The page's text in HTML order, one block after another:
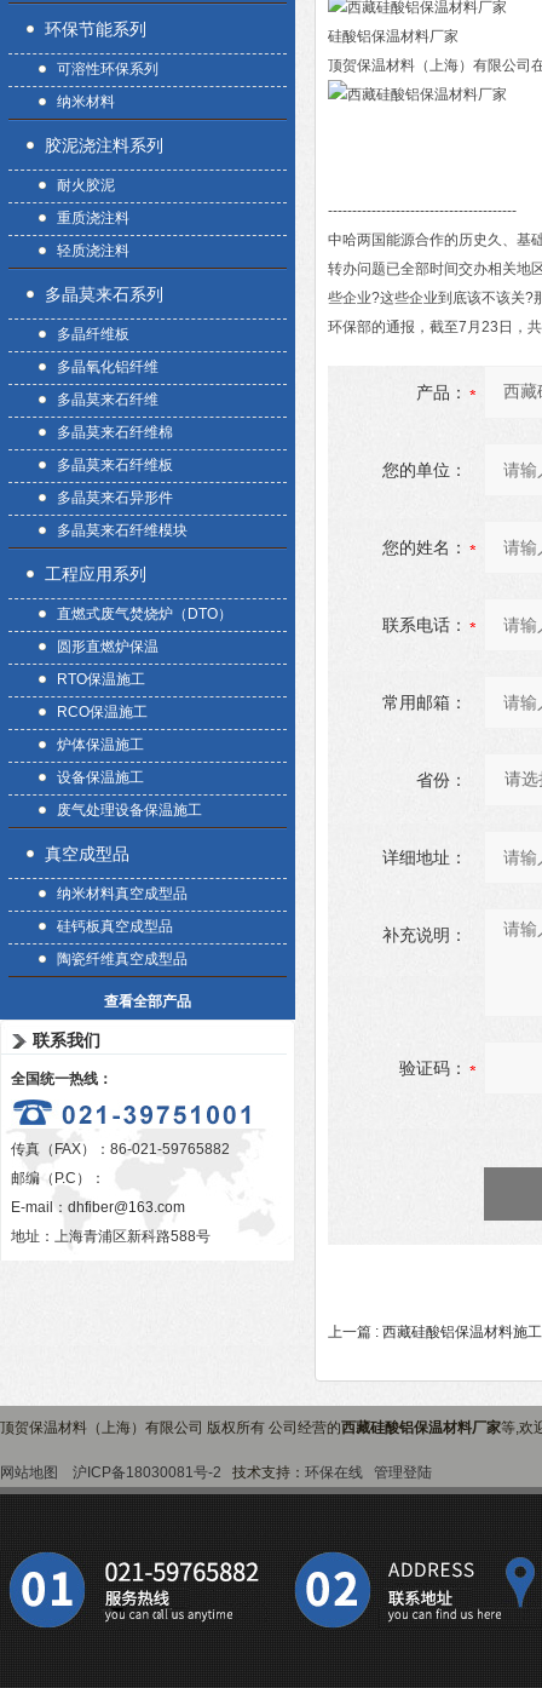
环保节能系列
可溶性环保系列
纳米材料
胶泥浇注料系列
耐火胶泥
重质浇注料
轻质浇注料
多晶莫来石系列
多晶纤维板
多晶氧化铝纤维
多晶莫来石纤维
多晶莫来石纤维棉
多晶莫来石纤维板
多晶莫来石异形件
多晶莫来石纤维模块
工程应用系列
直燃式废气焚烧炉（DTO）
圆形直燃炉保温
RTO保温施工
RCO保温施工
炉体保温施工
设备保温施工
废气处理设备保温施工
真空成型品
纳米材料真空成型品
硅钙板真空成型品
陶瓷纤维真空成型品
查看全部产品
联系我们
全国统一热线：
传真（FAX）：86-021-59765882
邮编（P.C）：
E-mail： dhfiber@163.com
地址：上海青浦区新科路588号
硅酸铝保温材料厂家
顶贺保温材料（上海）有限公司
---------------------------------------
中哈两国能源合作的历史久、基
转办问题已全部时间交办相关地
些企业?这些企业到底该不该关?
环保部的通报，截至7月23日，
产品：
您的单位：
您的姓名：
联系电话：
常用邮箱：
省份：
详细地址：
补充说明：
验证码：
上一篇 : 西藏硅酸铝保温材料施
顶贺保温材料（上海）有限公司 版权所有 公司经营的西藏硅酸铝保温材料厂家等,欢
网站地图 沪ICP备18030081号-2 技术支持： 环保在线 管理登陆